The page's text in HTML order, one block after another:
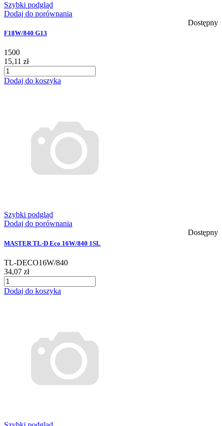
Szybki podgląd
Dodaj do porównania
Dostępny
F18W/840 G13
1500
15,11 zł
Dodaj do koszyka
Szybki podgląd
Dodaj do porównania
Dostępny
MASTER TL-D Eco 16W/840 1SL
TL-DECO16W/840
34,07 zł
Dodaj do koszyka